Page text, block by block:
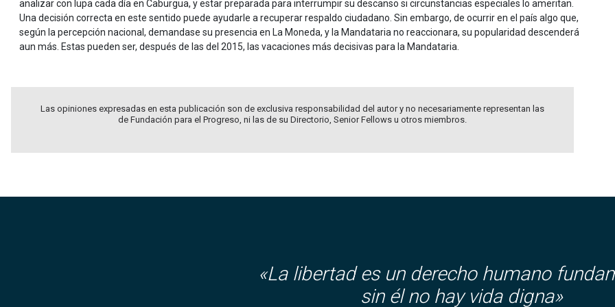
analizar con lupa cada día en Caburgua, y estar preparada para interrumpir su descanso si circunstancias especiales lo ameritan.
Una decisión correcta en este sentido puede ayudarle a recuperar respaldo ciudadano. Sin embargo, de ocurrir en el país algo que,
según la percepción nacional, demandase su presencia en La Moneda, y la Mandataria no reaccionara, su popularidad descenderá
aun más. Estas pueden ser, después de las del 2015, las vacaciones más decisivas para la Mandataria.
Las opiniones expresadas en esta publicación son de exclusiva responsabilidad del autor y no necesariamente representan las
de Fundación para el Progreso, ni las de su Directorio, Senior Fellows u otros miembros.
«La libertad es un derecho humano
sin él no hay vida digna»